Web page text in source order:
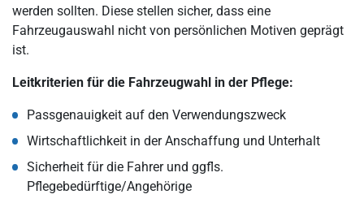
werden sollten. Diese stellen sicher, dass eine
Fahrzeugauswahl nicht von persönlichen Motiven geprägt
ist.
Leitkriterien für die Fahrzeugwahl in der Pflege:
Passgenauigkeit auf den Verwendungszweck
Wirtschaftlichkeit in der Anschaffung und Unterhalt
Sicherheit für die Fahrer und ggfls.
Pflegebedürftige/Angehörige